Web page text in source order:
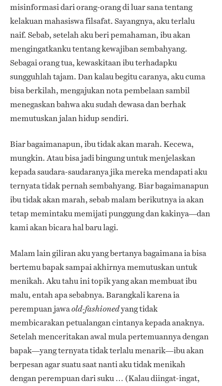
misinformasi dari orang-orang di luar sana tentang
kelakuan mahasiswa filsafat. Sayangnya, aku terlalu
naif. Sebab, setelah aku beri pemahaman, ibu akan
mengingatkanku tentang kewajiban sembahyang.
Sebagai orang tua, kewaskitaan ibu terhadapku
sungguhlah tajam. Dan kalau begitu caranya, aku cuma
bisa berkilah, mengajukan nota pembelaan sambil
menegaskan bahwa aku sudah dewasa dan berhak
memutuskan jalan hidup sendiri.
Biar bagaimanapun, ibu tidak akan marah. Kecewa,
mungkin. Atau bisa jadi bingung untuk menjelaskan
kepada saudara-saudaranya jika mereka mendapati aku
ternyata tidak pernah sembahyang. Biar bagaimanapun
ibu tidak akan marah, sebab malam berikutnya ia akan
tetap memintaku memijati punggung dan kakinya—dan
kami akan bicara hal baru lagi.
Malam lain giliran aku yang bertanya bagaimana ia bisa
bertemu bapak sampai akhirnya memutuskan untuk
menikah. Aku tahu ini topik yang akan membuat ibu
malu, entah apa sebabnya. Barangkali karena ia
perempuan jawaold-fashionedyang tidak
membicarakan petualangan cintanya kepada anaknya.
Setelah menceritakan awal mula pertemuannya dengan
bapak—yang ternyata tidak terlalu menarik—ibu akan
berpesan agar suatu saat nanti aku tidak menikah
dengan perempuan dari suku … (Kalau diingat-ingat,